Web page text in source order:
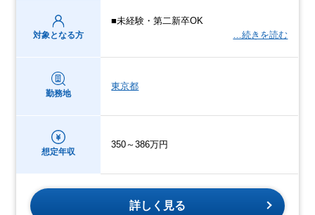
対象となる方
■未経験・第二新卒OK
…続きを読む
勤務地
東京都
想定年収
350～386万円
詳しく見る